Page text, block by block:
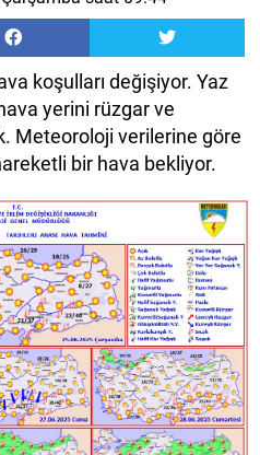
koşulları değişiyor. Yaz
yerini rüzgar ve
Meteoroloji verilerine göre
bir hava bekliyor.